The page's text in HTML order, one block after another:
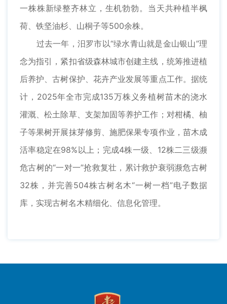
一株株新绿整齐林立，生机勃勃。当天共种植半枫
荷、铁坚油杉、山桐子等500余株。
过去一年，汨罗市以“绿水青山就是金山银山”理
念为指引，紧扣省级森林城市创建主线，统筹推进植
后养护、古树保护、花卉产业发展等重点工作。据统
计，2025年全市完成135万株义务植树苗木的浇水
灌溉、松土除草、支架加固等养护工作；对柑橘、柚
子等果树开展抹芽修剪、施肥保果专项作业，苗木成
活率稳定在98%以上；完成4株一级、12株二三级濒
危古树的“一对一”抢救复壮，累计救护衰弱濒危古树
32株，并完善504株古树名木“一树一档”电子数据
库，实现古树名木精细化、信息化管理。